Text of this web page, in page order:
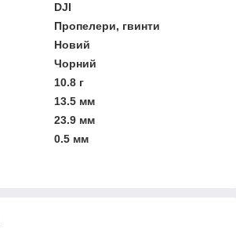
DJI
Пропелери, гвинти
Новий
Чорний
10.8 г
13.5 мм
23.9 мм
0.5 мм